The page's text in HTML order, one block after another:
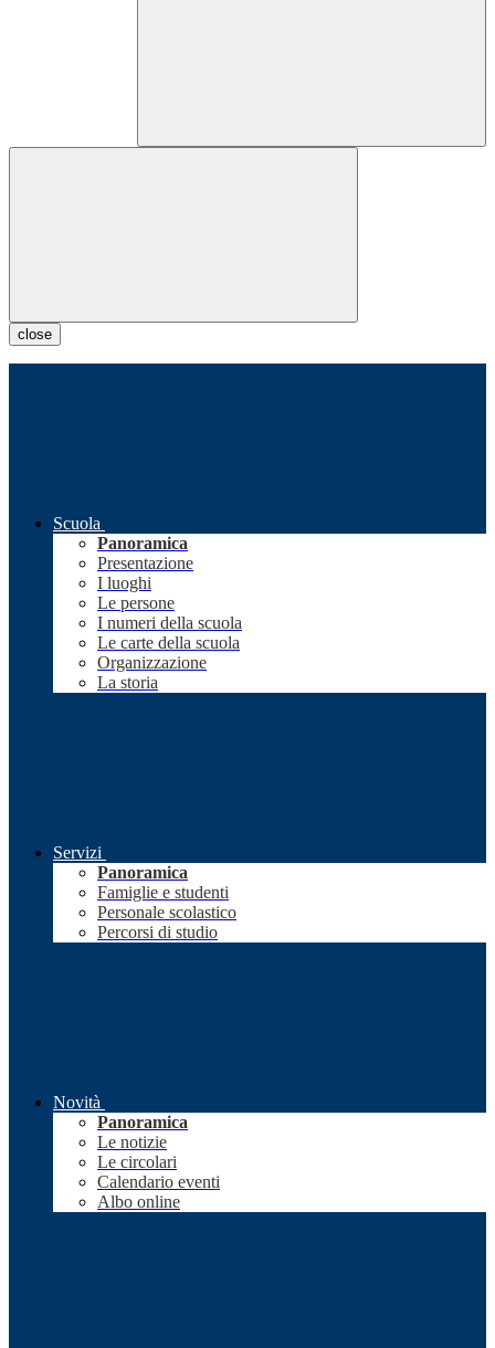
close
Scuola
Panoramica
Presentazione
I luoghi
Le persone
I numeri della scuola
Le carte della scuola
Organizzazione
La storia
Servizi
Panoramica
Famiglie e studenti
Personale scolastico
Percorsi di studio
Novità
Panoramica
Le notizie
Le circolari
Calendario eventi
Albo online